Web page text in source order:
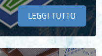
LEGGI TUTTO